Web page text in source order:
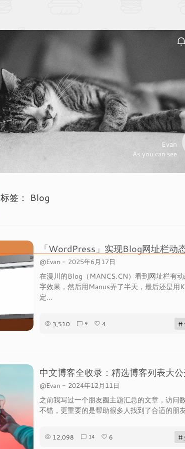
Evan
As you can see
标签： Blog
@Evan- 2025年6月17日
在漫川的Blog（MANCS.CN）看到网址栏有
字效果，然后用Manus弄了半天，最后还是用
定...
3,510 9 4 #
中文博客全收录：精选博客列表大
@Evan- 2024年12月11日
之前我写过一个朋友圈主题汇总的文章，访问
不错，更重要的是帮助很多人找到了合适的朋
12,098 14 6 #